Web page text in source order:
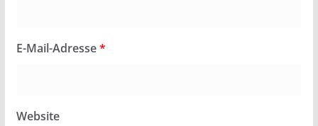
E-Mail-Adresse*
Website